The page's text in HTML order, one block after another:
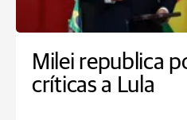
Milei republica
críticas a Lula